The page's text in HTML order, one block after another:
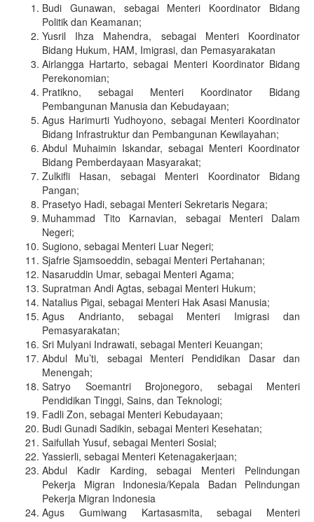
Budi Gunawan, sebagai Menteri Koordinator Bidang
Politik dan Keamanan;
Yusril Ihza Mahendra, sebagai Menteri Koordinator
Bidang Hukum, HAM, Imigrasi, dan Pemasyarakatan
Airlangga Hartarto, sebagai Menteri Koordinator Bidang
Perekonomian;
Pratikno, sebagai Menteri Koordinator Bidang
Pembangunan Manusia dan Kebudayaan;
Agus Harimurti Yudhoyono, sebagai Menteri Koordinator
Bidang Infrastruktur dan Pembangunan Kewilayahan;
Abdul Muhaimin Iskandar, sebagai Menteri Koordinator
Bidang Pemberdayaan Masyarakat;
Zulkifli Hasan, sebagai Menteri Koordinator Bidang
Pangan;
Prasetyo Hadi, sebagai Menteri Sekretaris Negara;
Muhammad Tito Karnavian, sebagai Menteri Dalam
Negeri;
Sugiono, sebagai Menteri Luar Negeri;
Sjafrie Sjamsoeddin, sebagai Menteri Pertahanan;
Nasaruddin Umar, sebagai Menteri Agama;
Supratman Andi Agtas, sebagai Menteri Hukum;
Natalius Pigai, sebagai Menteri Hak Asasi Manusia;
Agus Andrianto, sebagai Menteri Imigrasi dan
Pemasyarakatan;
Sri Mulyani Indrawati, sebagai Menteri Keuangan;
Abdul Mu’ti, sebagai Menteri Pendidikan Dasar dan
Menengah;
Satryo Soemantri Brojonegoro, sebagai Menteri
Pendidikan Tinggi, Sains, dan Teknologi;
Fadli Zon, sebagai Menteri Kebudayaan;
Budi Gunadi Sadikin, sebagai Menteri Kesehatan;
Saifullah Yusuf, sebagai Menteri Sosial;
Yassierli, sebagai Menteri Ketenagakerjaan;
Abdul Kadir Karding, sebagai Menteri Pelindungan
Pekerja Migran Indonesia/Kepala Badan Pelindungan
Pekerja Migran Indonesia
Agus Gumiwang Kartasasmita, sebagai Menteri